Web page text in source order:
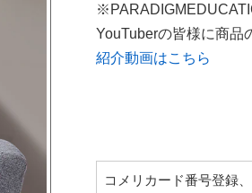
YouTuberの皆様に商品
紹介動画はこちら
コメリカード番号登録